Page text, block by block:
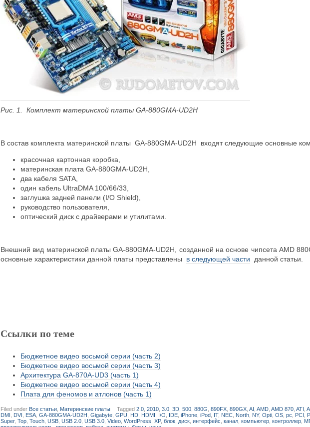
Рис. 1. Комплект материнской платы GA-880GMA-UD2H
В состав комплекта материнской платы GA-880GMA-UD2H входят следующие основные
красочная картонная коробка,
материнская плата GA-880GMA-UD2H,
два кабеля SATA,
один кабель UltraDMA 100/66/33,
заглушка задней панели (I/O Shield),
руководство пользователя,
оптический диск с драйверами и утилитами.
Внешний вид материнской платы GA-880GMA-UD2H, созданной на основе чипсета AMD
основные характеристики данной платы представлены в следующей части данной статьи.
Ссылки по теме
Бюджетное видео восьмой серии (часть 2)
Бюджетное видео восьмой серии (часть 3)
Архитектура GA-870A-UD3 (часть 1)
Бюджетное видео восьмой серии (часть 4)
Плата для феномов и атлонов (часть 1)
Filed under Все статьи Материнские платы Tagged2.0 ,2010 ,3.0 ,3D ,500 ,880G ,890FX ,890GX ,AI ,AMD ,AMD 870 ,ATI ,
DMI
DVI ESA ,GA-880GMA-UD2H ,Gigabyte ,GPU HD HDMI I/O IDE ,iPhone ,iPod IT, NEC North NY,Opti ,OS ,pc PCI
Super,Top ,Touch ,USB ,USB 2.0 ,USB 3.0 ,Video ,WordPress ,XP,блок диск ,интерфейс ,канал ,компьютер ,контроллер